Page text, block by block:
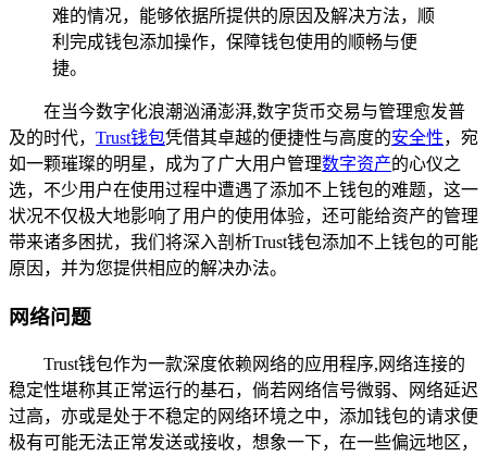
难的情况，能够依据所提供的原因及解决方法，顺
利完成钱包添加操作，保障钱包使用的顺畅与便
捷。
在当今数字化浪潮汹涌澎湃,数字货币交易与管理愈发普
及的时代， Trust钱包凭借其卓越的便捷性与高度的安全性，宛
如一颗璀璨的明星，成为了广大用户管理数字资产的心仪之
选，不少用户在使用过程中遭遇了添加不上钱包的难题，这一
状况不仅极大地影响了用户的使用体验，还可能给资产的管理
带来诸多困扰，我们将深入剖析Trust钱包添加不上钱包的可能
原因，并为您提供相应的解决办法。
网络问题
Trust钱包作为一款深度依赖网络的应用程序,网络连接的
稳定性堪称其正常运行的基石，倘若网络信号微弱、网络延迟
过高，亦或是处于不稳定的网络环境之中，添加钱包的请求便
极有可能无法正常发送或接收，想象一下，在一些偏远地区，